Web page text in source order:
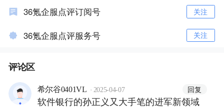
36氪企服点评订阅号 关注
36氪企服点评服务号 关注
评论区
希尔谷0401VL · 2025-04-07 回复
软件银行的孙正义又大手笔的进军新领域